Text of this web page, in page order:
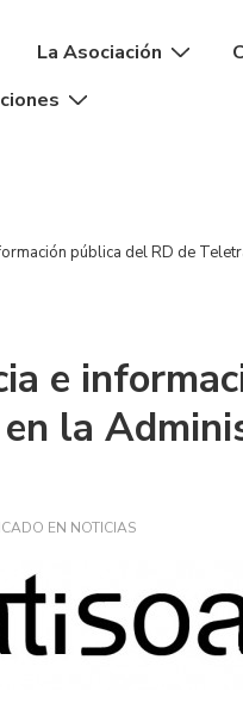
La Asociación
pública del RD de
e
la
EN NOTICIAS